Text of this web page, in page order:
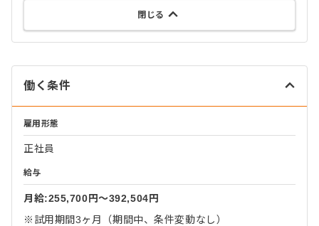
閉じる
働く条件
雇用形態
正社員
給与
月給:255,700円〜392,504円
※試用期間3ヶ月（期間中、条件変動なし）